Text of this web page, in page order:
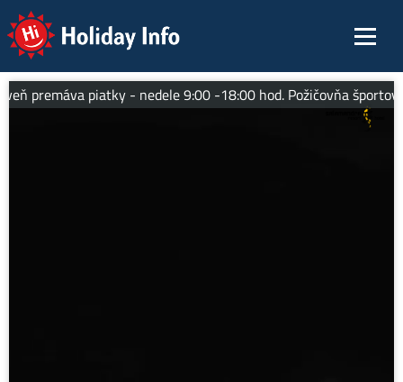
Holiday Info
premáva piatky - nedele 9:00 -18:00 hod. Požičovňa